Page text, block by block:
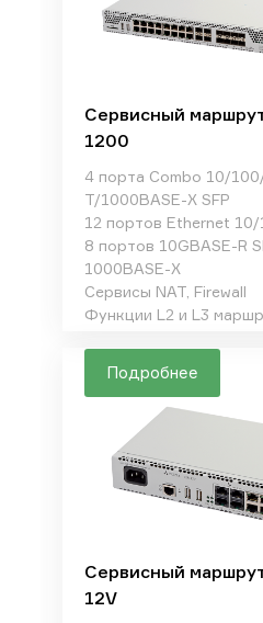
Сервисный
1200
4 порта Combo 10/
T/1000BASE-X SFP
12 портов Ethernet
8 портов 10GBASE-R
1000BASE-X
Сервисы NAT, Firewall
Функции L2 и L3
Подробнее
Сервисный
12V